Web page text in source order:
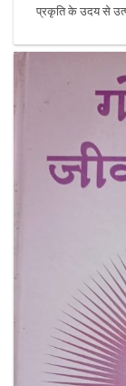
प्रकृति के उदय से